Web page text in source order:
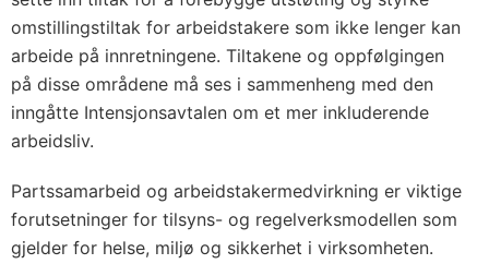
omstillingstiltak for arbeidstakere som ikke lenger kan
arbeide på innretningene. Tiltakene og oppfølgingen
på disse områdene må ses i sammenheng med den
inngåtte Intensjonsavtalen om et mer inkluderende
arbeidsliv.
Partssamarbeid og arbeidstakermedvirkning er viktige
forutsetninger for tilsyns- og regelverksmodellen som
gjelder for helse, miljø og sikkerhet i virksomheten.